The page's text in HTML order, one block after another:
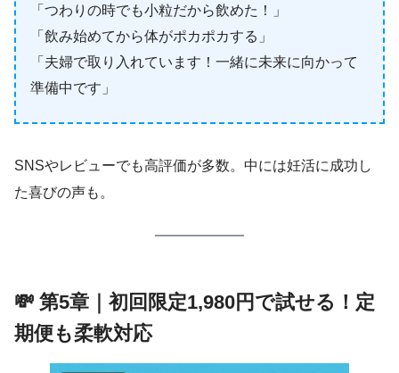
「つわりの時でも小粒だから飲めた！」
「飲み始めてから体がポカポカする」
「夫婦で取り入れています！一緒に未来に向かって
準備中です」
SNSやレビューでも高評価が多数。中には妊活に成功し
た喜びの声も。
💸 第5章｜初回限定1,980円で試せる！定
期便も柔軟対応